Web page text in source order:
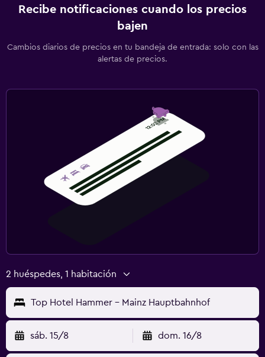
Recibe notificaciones cuando los precios
bajen
Cambios diarios de precios en tu bandeja de entrada: solo con las
alertas de precios.
2 huéspedes, 1 habitación
Top Hotel Hammer - Mainz Hauptbahnhof
sáb. 15/8 dom. 16/8